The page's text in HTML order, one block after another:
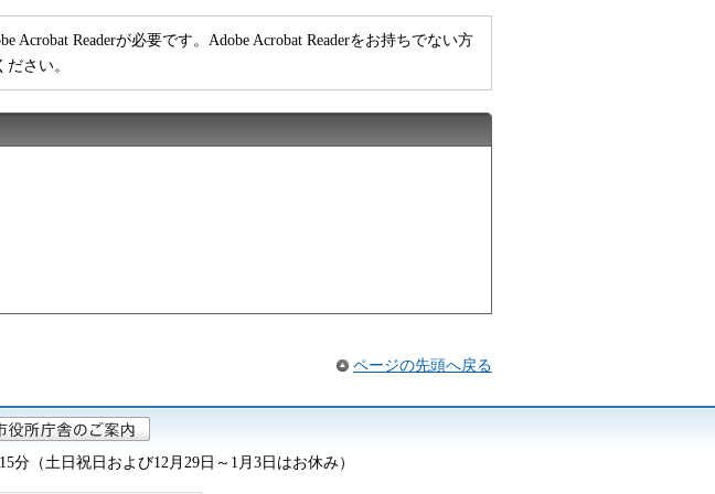
Readerが必要です。Adobe Acrobat Readerをお持ちでない方
さい。
ページの先頭へ戻る
（土日祝日および12月29日～1月3日はお休み）